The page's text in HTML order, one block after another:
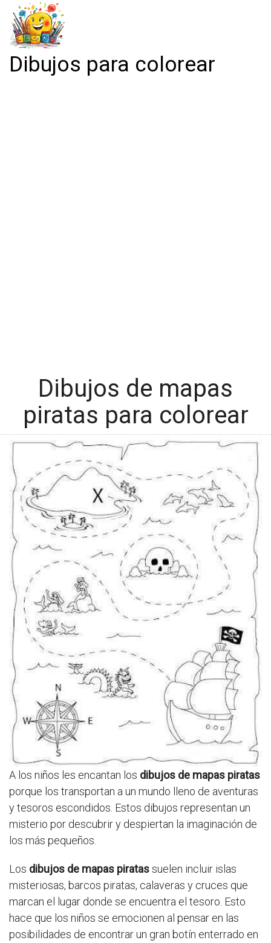
Dibujos para colorear
Dibujos de mapas
piratas para colorear
A los niños les encantan los dibujos de mapas piratas
porque los transportan a un mundo lleno de aventuras
y tesoros escondidos. Estos dibujos representan un
misterio por descubrir y despiertan la imaginación de
los más pequeños.
Los dibujos de mapas piratassuelen incluir islas
misteriosas, barcos piratas, calaveras y cruces que
marcan el lugar donde se encuentra el tesoro. Esto
hace que los niños se emocionen al pensar en las
posibilidades de encontrar un gran botín enterrado en